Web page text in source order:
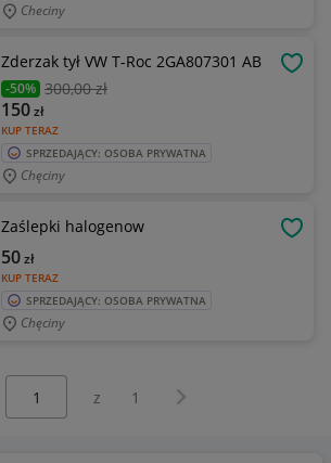
Checiny
Zderzak tył VW T-Roc 2GA807301 AB
-50% 300,00 zł
KUP TERAZ
150zł
SPRZEDAJĄCY: OSOBA PRYWATNA
Chęciny
Zaślepki halogenow
KUP TERAZ
50zł
SPRZEDAJĄCY: OSOBA PRYWATNA
Chęciny
z 1 Następna strona